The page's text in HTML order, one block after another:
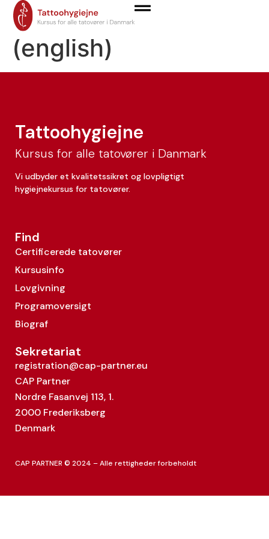
Konstantin Belykh
(english)
Tattoohygiejne
Kursus for alle tatovører i Danmark
Vi udbyder et kvalitetssikret og lovpligtigt
hygiejnekursus for tatovører.
Find
Certificerede tatovører
Kursusinfo
Lovgivning
Programoversigt
Biograf
Sekretariat
registration@cap-partner.eu
CAP Partner
Nordre Fasanvej 113, 1.
2000 Frederiksberg
Denmark
CAP PARTNER © 2024 – Alle rettigheder forbeholdt